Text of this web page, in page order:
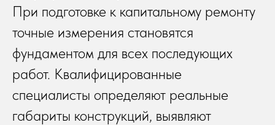
При подготовке к капитальному ремонту
точные измерения становятся
фундаментом для всех последующих
работ. Квалифицированные
специалисты определяют реальные
габариты конструкций, выявляют